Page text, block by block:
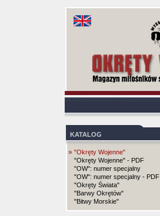
KATALOG
» "Okręty Wojenne"
"Okręty Wojenne" - PDF
"OW": numer specjalny
"OW": numer specjalny - PDF
"Okręty Świata"
"Barwy Okrętów"
"Bitwy Morskie"